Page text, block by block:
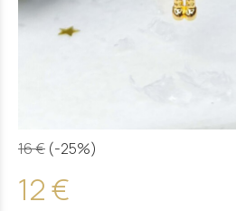
16 € (-25%)
12 €